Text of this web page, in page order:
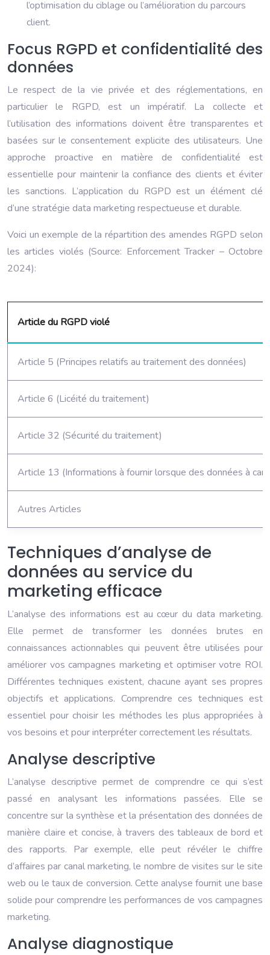
l’optimisation du ciblage ou l’amélioration du parcours
client.
Focus RGPD et confidentialité des
données
Le respect de la vie privée et des réglementations, en
particulier le RGPD, est un impératif. La collecte et
l’utilisation des informations doivent être transparentes et
basées sur le consentement explicite des utilisateurs. Une
approche proactive en matière de confidentialité est
essentielle pour maintenir la confiance des clients et éviter
les sanctions. L’application du RGPD est un élément clé
d’une stratégie data marketing respectueuse et durable.
Voici un exemple de la répartition des amendes RGPD selon
les articles violés (Source: Enforcement Tracker – Octobre
2024):
Article du RGPD violé
Article 5 (Principes relatifs au traitement des données)
Article 6 (Licéité du traitement)
Article 32 (Sécurité du traitement)
Article 13 (Informations à fournir lorsque des données à
Autres Articles
Techniques d’analyse de
données au service du
marketing efficace
L’analyse des informations est au cœur du data marketing.
Elle permet de transformer les données brutes en
connaissances actionnables qui peuvent être utilisées pour
améliorer vos campagnes marketing et optimiser votre ROI.
Différentes techniques existent, chacune ayant ses propres
objectifs et applications. Comprendre ces techniques est
essentiel pour choisir les méthodes les plus appropriées à
vos besoins et pour interpréter correctement les résultats.
Analyse descriptive
L’analyse descriptive permet de comprendre ce qui s’est
passé en analysant les informations passées. Elle se
concentre sur la synthèse et la présentation des données de
manière claire et concise, à travers des tableaux de bord et
des rapports. Par exemple, elle peut révéler le chiffre
d’affaires par canal marketing, le nombre de visites sur le site
web ou le taux de conversion. Cette analyse fournit une base
solide pour comprendre les performances de vos campagnes
marketing.
Analyse diagnostique